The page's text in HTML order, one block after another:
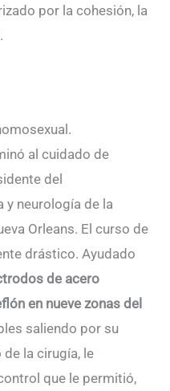
por la cohesión, la
al cuidado de
del
neurología de la
Orleans. El curso de
drástico. Ayudado
de acero
en nueve zonas del
saliendo por su
la cirugía, le
que le permitió,